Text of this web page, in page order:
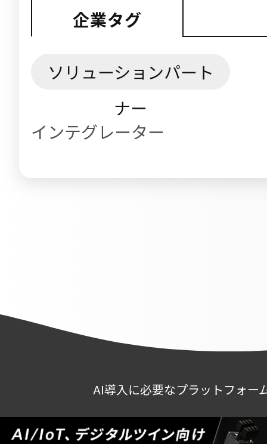
企業タグ
ソリューションパート
ナー
インテグレーター
AI導入に必要なプラットフォー